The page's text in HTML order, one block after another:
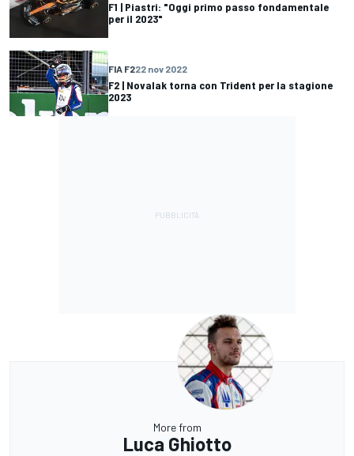
F1 | Piastri: "Oggi primo passo fondamentale
per il 2023"
FIA F222 nov 2022
F2 | Novalak torna con Trident per la stagione
2023
More from
Luca Ghiotto